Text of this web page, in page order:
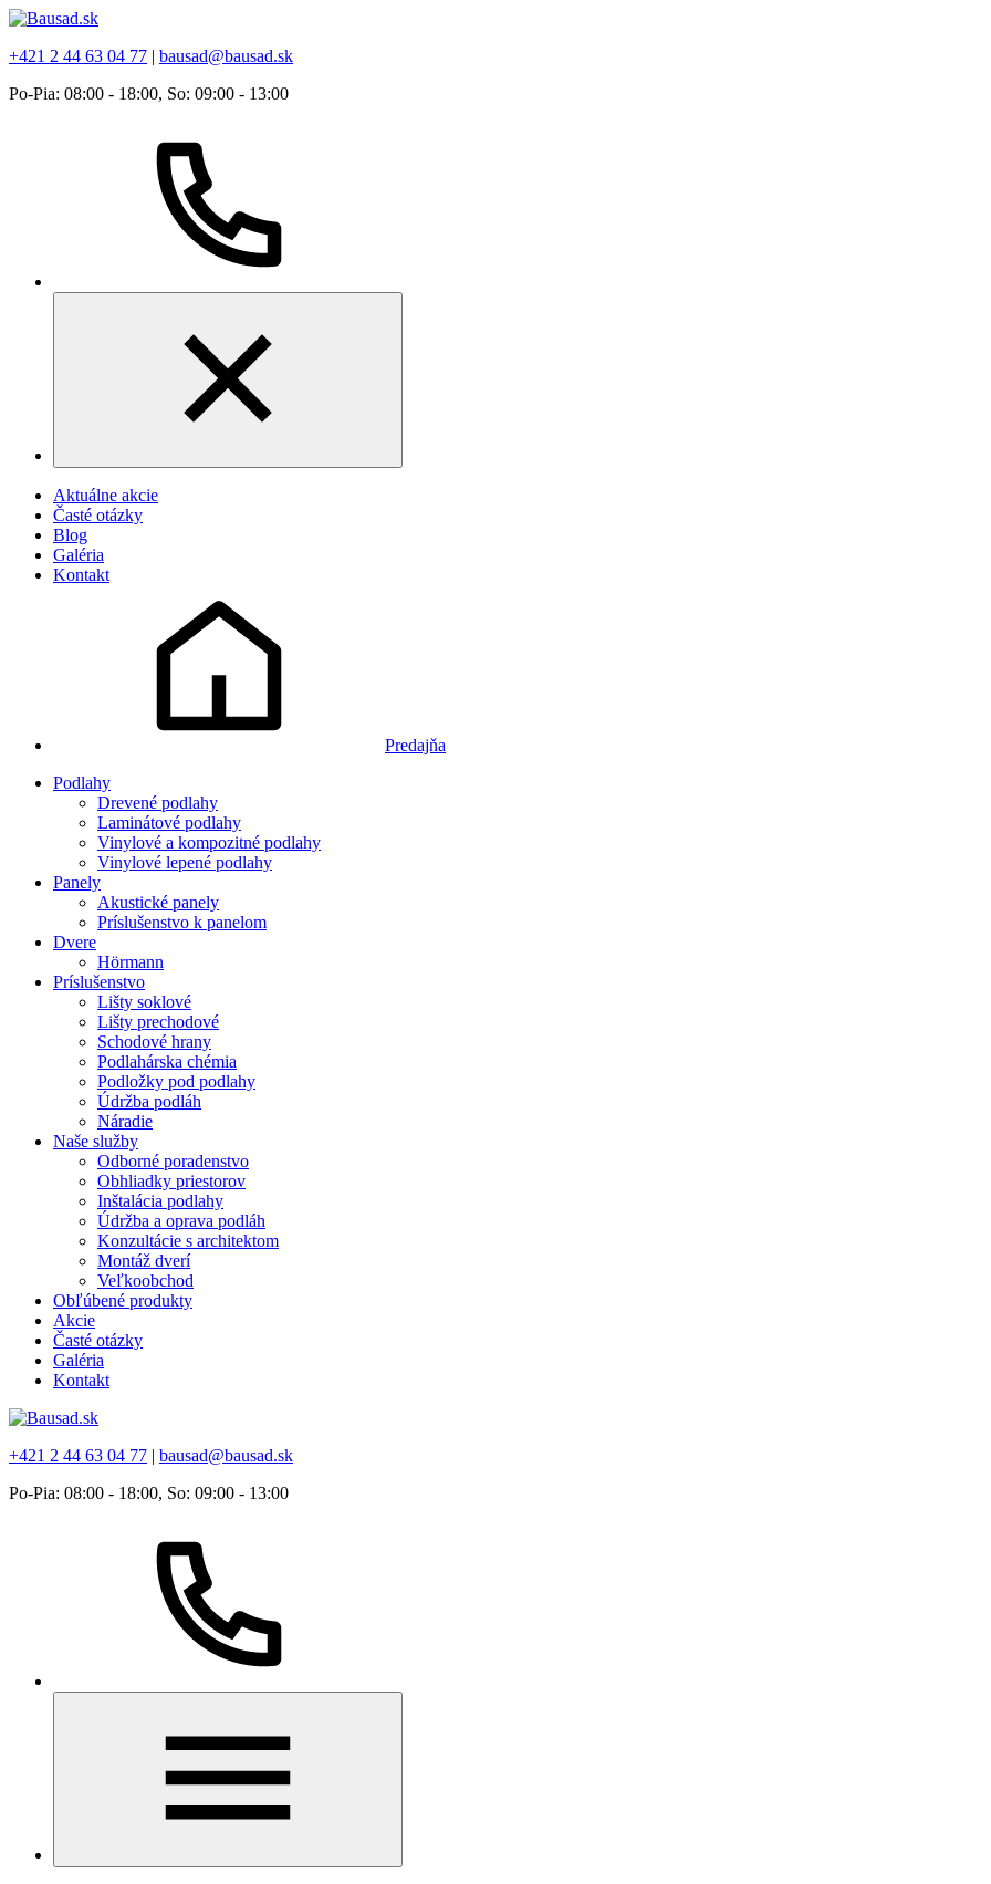
+421 2 44 63 04 77 | bausad@bausad.sk
Po-Pia: 08:00 - 18:00, So: 09:00 - 13:00
Aktuálne akcie
Časté otázky
Blog
Galéria
Kontakt
Predajňa
Podlahy
Drevené podlahy
Laminátové podlahy
Vinylové a kompozitné podlahy
Vinylové lepené podlahy
Panely
Akustické panely
Príslušenstvo k panelom
Dvere
Hörmann
Príslušenstvo
Lišty soklové
Lišty prechodové
Schodové hrany
Podlahárska chémia
Podložky pod podlahy
Údržba podláh
Náradie
Naše služby
Odborné poradenstvo
Obhliadky priestorov
Inštalácia podlahy
Údržba a oprava podláh
Konzultácie s architektom
Montáž dverí
Veľkoobchod
Obľúbené produkty
Akcie
Časté otázky
Galéria
Kontakt
+421 2 44 63 04 77 | bausad@bausad.sk
Po-Pia: 08:00 - 18:00, So: 09:00 - 13:00